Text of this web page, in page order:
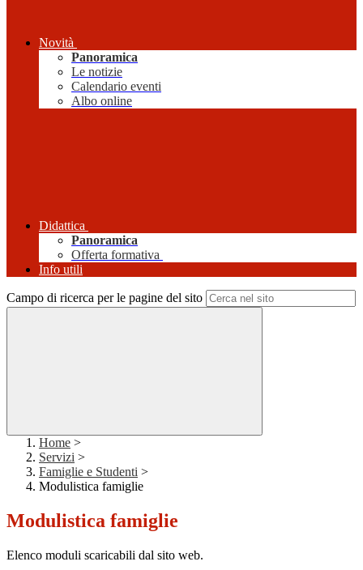
Novità
Panoramica
Le notizie
Calendario eventi
Albo online
Didattica
Panoramica
Offerta formativa
Info utili
Campo di ricerca per le pagine del sito
Home >
Servizi >
Famiglie e Studenti >
Modulistica famiglie
Modulistica famiglie
Elenco moduli scaricabili dal sito web.